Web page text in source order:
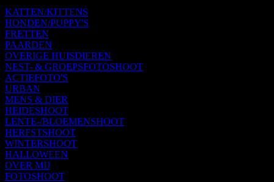
KATTEN/KITTENS
HONDEN/PUPPY'S
FRETTEN
PAARDEN
OVERIGE HUISDIEREN
NEST- & GROEPSFOTOSHOOT
ACTIEFOTO'S
URBAN
MENS & DIER
HEIDESHOOT
LENTE-/BLOEMENSHOOT
HERFSTSHOOT
WINTERSHOOT
HALLOWEEN
OVER MIJ
FOTOSHOOT